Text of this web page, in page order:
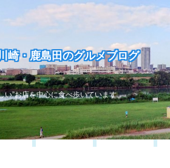
崎・鹿島田のグルメブログ
い”お店を中心に食べ歩いています